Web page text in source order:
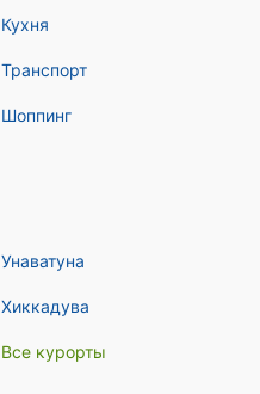
Кухня
Транспорт
Шоппинг
Унаватуна
Хиккадува
Все курорты